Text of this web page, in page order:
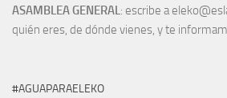
ASAMBLEA GENERAL: escribe a
quién eres, de dónde vienes, y te
#AGUAPARAELEKO